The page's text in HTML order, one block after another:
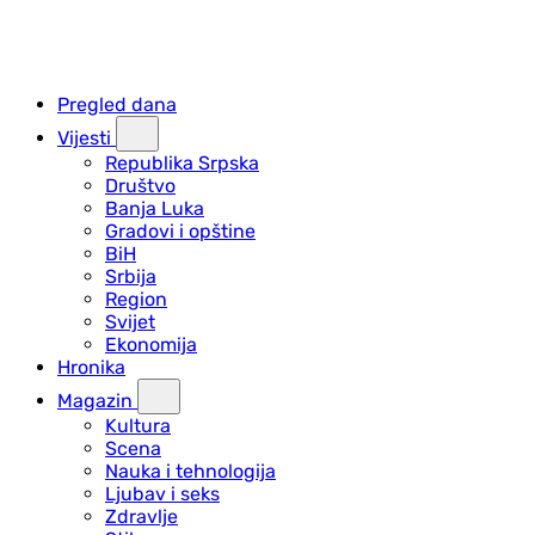
Pregled dana
Vijesti
Republika Srpska
Društvo
Banja Luka
Gradovi i opštine
BiH
Srbija
Region
Svijet
Ekonomija
Hronika
Magazin
Kultura
Scena
Nauka i tehnologija
Ljubav i seks
Zdravlje